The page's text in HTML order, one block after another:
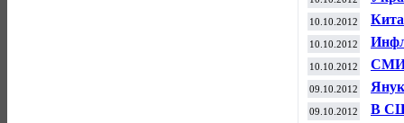
10.10.2012
10.10.2012
10.10.2012
СМИ:
09.10.2012
09.10.2012 В